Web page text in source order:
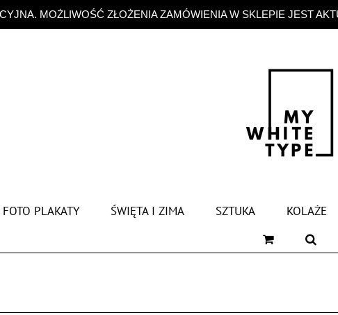
MOŻLIWOŚĆ ZŁOŻENIA ZAMÓWIENIA W SKLEPIE JEST
FOTO PLAKATY ŚWIĘTA I ZIMA SZTUKA KOLAŻE